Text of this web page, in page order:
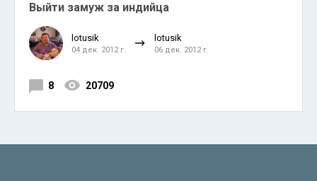
Выйти замуж за индийца
lotusik
04 дек. 2012 г.
lotusik
06 дек. 2012 г.
8 20709